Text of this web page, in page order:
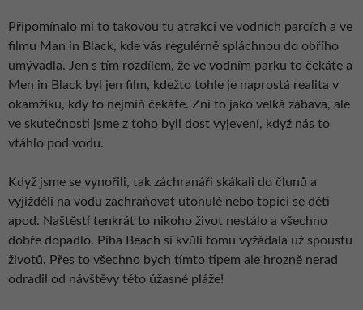
Připomínalo mi to takovou tu atrakci ve vodních parcích a ve
filmu Man in Black, kde vás regulérně spláchnou do obřího
umývadla. Jen s tím rozdílem, že ve vodním parku to čekáte a
Men in Black byl jen film, kdežto tohle je naprostá realita v
okamžiku, kdy to nejmíň čekáte. Zní to jako velká zábava, ale
ve skutečnosti jsme z toho byli dost vyjevení, když nás to
vtáhlo pod vodu.
Když jsme se vynořili, tak záchranáři skákali do člunů a
vyjížděli na vodu zachraňovat utonulé nebo topící se děti
apod. Naštěstí tenkrát to nikoho život nestálo a všechno
dobře dopadlo. Piha Beach si kvůli tomu vyžádala už spoustu
životů. Přes to všechno bych tímto tipem ale hrozně nerad
odradil od návštěvy této úžasné pláže!